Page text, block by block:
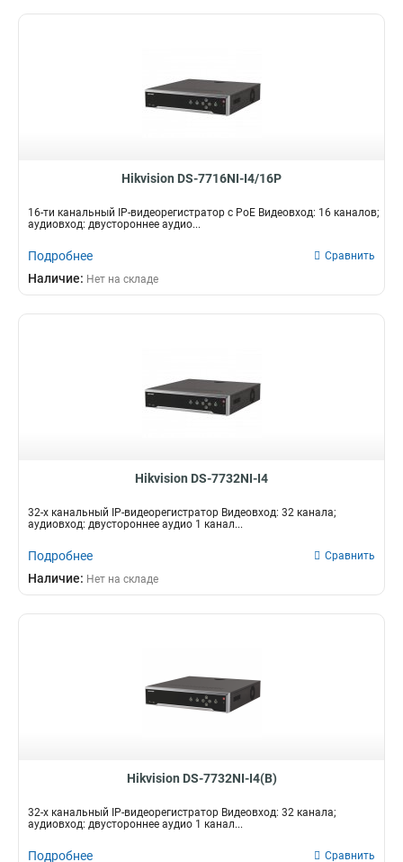
Hikvision DS-7716NI-I4/16P
16-ти канальный IP-видеорегистратор c PoE Видеовход: 16 каналов;
аудиовход: двустороннее аудио...
Подробнее Сравнить
Наличие: Нет на складе
Hikvision DS-7732NI-I4
32-х канальный IP-видеорегистратор Видеовход: 32 канала;
аудиовход: двустороннее аудио 1 канал...
Подробнее Сравнить
Наличие: Нет на складе
Hikvision DS-7732NI-I4(B)
32-х канальный IP-видеорегистратор Видеовход: 32 канала;
аудиовход: двустороннее аудио 1 канал...
Подробнее Сравнить